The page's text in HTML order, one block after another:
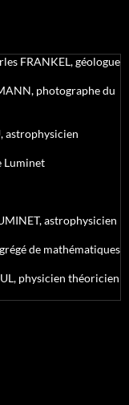
FRANKEL, géologue
photographe du
astrophysicien
Luminet
astrophysicien
de mathématiques
physicien théoricien